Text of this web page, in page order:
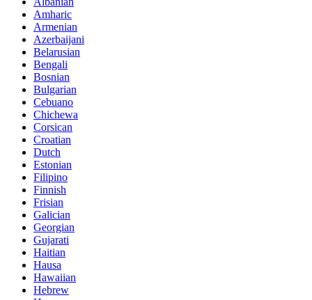
Amharic
Armenian
Azerbaijani
Belarusian
Bengali
Bosnian
Bulgarian
Cebuano
Chichewa
Corsican
Croatian
Dutch
Estonian
Filipino
Finnish
Frisian
Galician
Georgian
Gujarati
Haitian
Hausa
Hawaiian
Hebrew